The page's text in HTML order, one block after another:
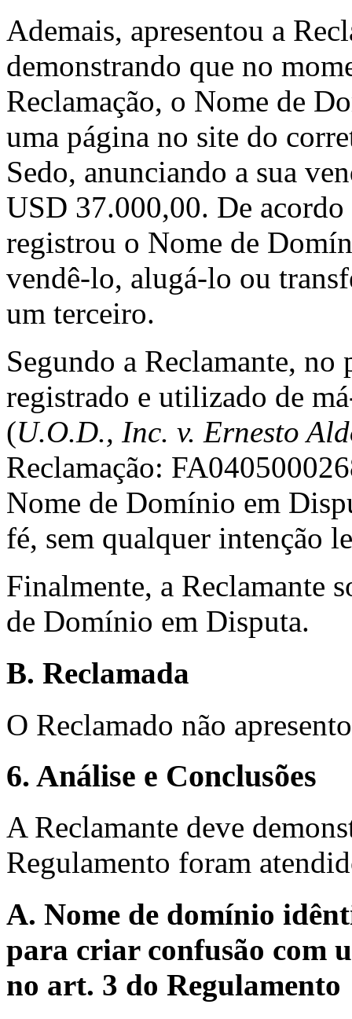
Ademais, apresentou a
demonstrando que no
Reclamação, o Nome de
uma página no site do
Sedo, anunciando a sua
USD 37.000,00. De
registrou o Nome de
vendê-lo, alugá-lo ou
um terceiro.
Segundo a Reclamante, no
registrado e utilizado de
(U.O.D., Inc. v. Ernesto
Reclamação:
Nome de Domínio em
fé, sem qualquer intenção
Finalmente, a Reclamante
de Domínio em Disputa.
B. Reclamada
O Reclamado não
6. Análise e Conclusões
A Reclamante deve
Regulamento foram
A. Nome de domínio
para criar confusão com
no art. 3 do Regulamento